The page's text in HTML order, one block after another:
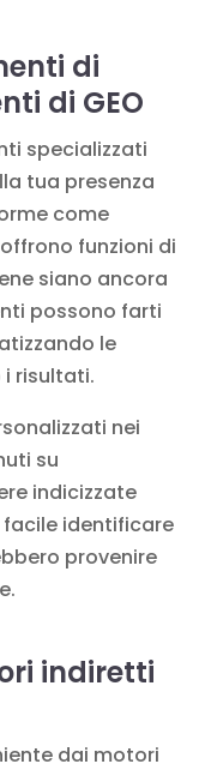
di
di GEO
specializzati
tua presenza
come
funzioni di
siano ancora
possono farti
le
risultati.
nei
su
indicizzate
facile identificare
provenire
indiretti
dai motori